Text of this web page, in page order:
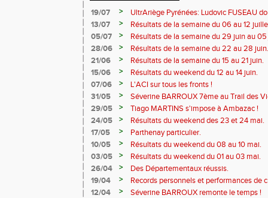
19/07 >
UltrAriège Pyrénées: Ludovic FUSEAU
13/07
>
Résultats de la semaine du 06 au 12
05/07
>
Résultats de la semaine du 29 juin au
28/06
>
Résultats de la semaine du 22 au 28 juin.
21/06
>
Résultats de la semaine du 15 au 21 juin.
15/06
>
Résultats du weekend du 12 au 14 juin.
07/06
>
L'ACI sur tous les fronts !
31/05
>
Séverine BARROUX 7ème au Trail des
29/05
>
Tiago MARTINS s'impose à Ambazac !
24/05
>
Résultats du weekend des 23 et 24 mai.
17/05
>
Parthenay particulier.
10/05
>
Résultats du weekend du 08 au 10 mai.
03/05
>
Résultats du weekend du 01 au 03 mai.
26/04
>
Des Départementaux réussis.
19/04
>
Records personnels et performances de
12/04
>
Séverine BARROUX remonte le temps !